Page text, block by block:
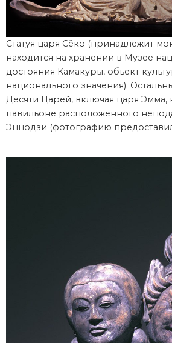
Статуя царя Сёко (принадлежит
находится на хранении в Музее
достояния Камакуры, объект
национального значения).
Десяти Царей, включая царя Эмма,
павильоне расположенного
Эннодзи (фотографию